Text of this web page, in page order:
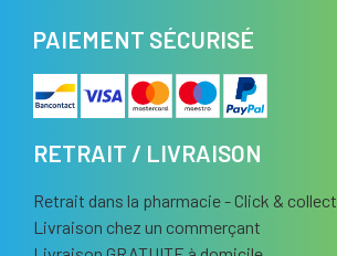
PAIEMENT SÉCURISÉ
RETRAIT / LIVRAISON
Retrait dans la pharmacie - Click & collect
Livraison chez un commerçant